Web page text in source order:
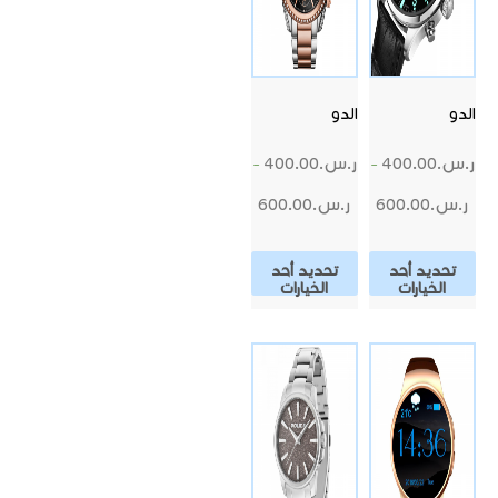
الدو
ر.س.400.00
–
ر.س.600.00
تحديد أحد
الخيارات
الدو
ر.س.400.00
–
ر.س.600.00
تحديد أحد
الخيارات